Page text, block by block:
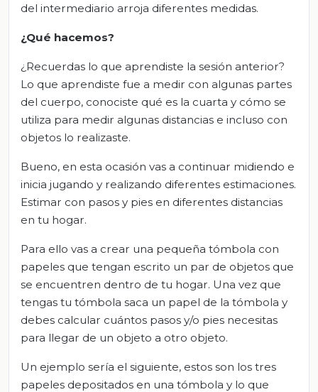
del intermediario arroja diferentes medidas.
¿Qué hacemos?
¿Recuerdas lo que aprendiste la sesión anterior?
Lo que aprendiste fue a medir con algunas partes
del cuerpo, conociste qué es la cuarta y cómo se
utiliza para medir algunas distancias e incluso con
objetos lo realizaste.
Bueno, en esta ocasión vas a continuar midiendo e
inicia jugando y realizando diferentes estimaciones.
Estimar con pasos y pies en diferentes distancias
en tu hogar.
Para ello vas a crear una pequeña tómbola con
papeles que tengan escrito un par de objetos que
se encuentren dentro de tu hogar. Una vez que
tengas tu tómbola saca un papel de la tómbola y
debes calcular cuántos pasos y/o pies necesitas
para llegar de un objeto a otro objeto.
Un ejemplo sería el siguiente, estos son los tres
papeles depositados en una tómbola y lo que